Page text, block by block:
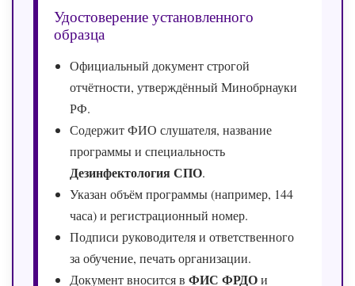
Удостоверение установленного
образца
Официальный документ строгой
отчётности, утверждённый Минобрнауки
РФ.
Содержит ФИО слушателя, название
программы и специальность
Дезинфектология СПО.
Указан объём программы (например, 144
часа) и регистрационный номер.
Подписи руководителя и ответственного
за обучение, печать организации.
Документ вносится в ФИС ФРДОи